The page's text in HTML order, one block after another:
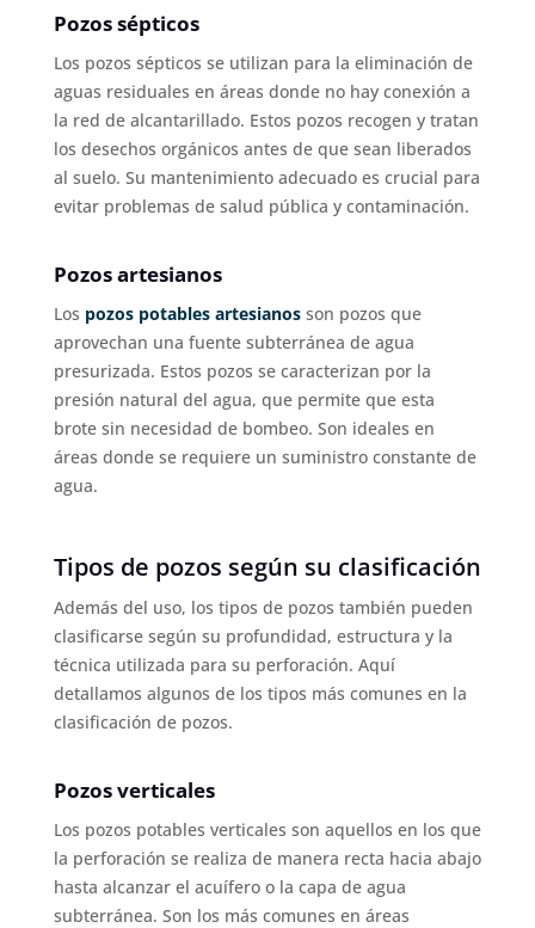
Pozos sépticos
Los pozos sépticos se utilizan para la eliminación de
aguas residuales en áreas donde no hay conexión a
la red de alcantarillado. Estos pozos recogen y tratan
los desechos orgánicos antes de que sean liberados
al suelo. Su mantenimiento adecuado es crucial para
evitar problemas de salud pública y contaminación.
Pozos artesianos
Los pozos potables artesianos son pozos que
aprovechan una fuente subterránea de agua
presurizada. Estos pozos se caracterizan por la
presión natural del agua, que permite que esta
brote sin necesidad de bombeo. Son ideales en
áreas donde se requiere un suministro constante de
agua.
Tipos de pozos según su clasificación
Además del uso, los tipos de pozos también pueden
clasificarse según su profundidad, estructura y la
técnica utilizada para su perforación. Aquí
detallamos algunos de los tipos más comunes en la
clasificación de pozos.
Pozos verticales
Los pozos potables verticales son aquellos en los que
la perforación se realiza de manera recta hacia abajo
hasta alcanzar el acuífero o la capa de agua
subterránea. Son los más comunes en áreas